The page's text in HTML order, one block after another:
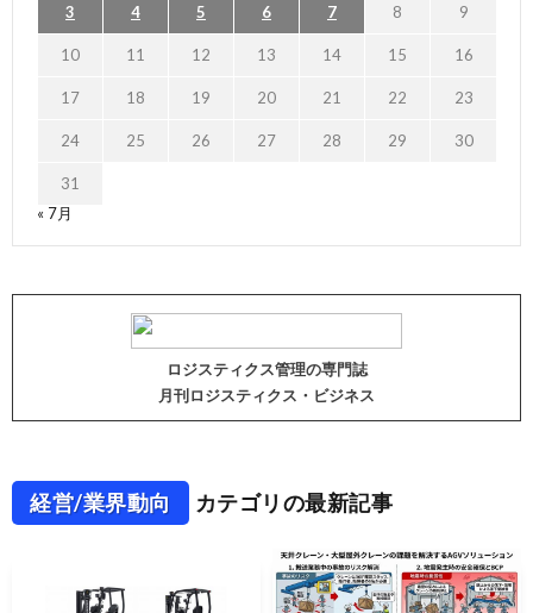
3 4 5 6 7 8 9
10 11 12 13 14 15 16
17 18 19 20 21 22 23
24 25 26 27 28 29 30
31
« 7月
ロジスティクス管理の専門誌
月刊ロジスティクス・ビジネス
経営/業界動向 カテゴリの最新記事